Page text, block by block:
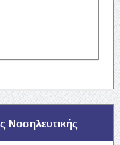
Νοσηλευτικής